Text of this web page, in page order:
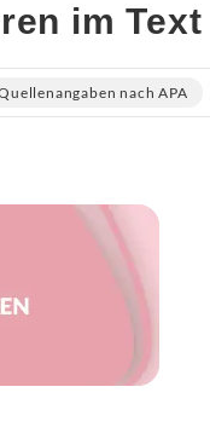
im
nach APA